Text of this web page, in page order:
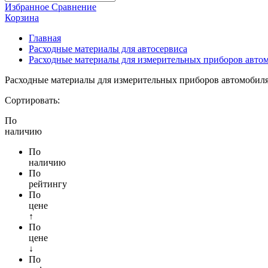
Избранное Сравнение
Корзина
Главная
Расходные материалы для автосервиса
Расходные материалы для измерительных приборов
Расходные материалы для измерительных приборов
Сортировать:
По
наличию
По
наличию
По
рейтингу
По
цене
↑
По
цене
↓
По